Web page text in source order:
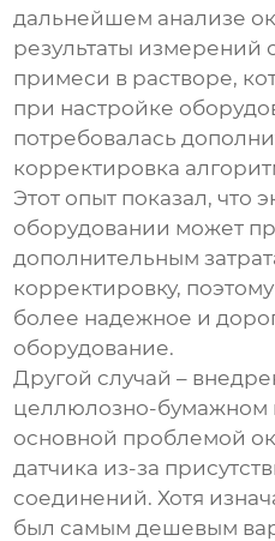
дальнейшем анализе
результаты измерений
примеси в растворе,
при настройке
потребовалась
корректировка
Этот опыт показал, что
оборудовании может
дополнительным
корректировку,
более надежное и
оборудование.
Другой случай –
целлюлозно-бумажном
основной проблемой
датчика из-за
соединений. Хотя
был самым дешевым